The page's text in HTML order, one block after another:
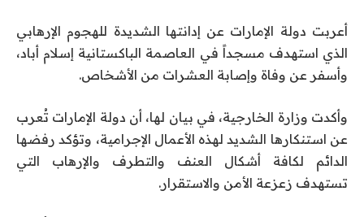
أعربت دولة الإمارات عن إدانتها الشديدة للهجوم الإرهابي
الذي استهدف مسجداً في العاصمة الباكستانية إسلام أباد،
وأسفر عن وفاة وإصابة العشرات من الأشخاص.
وأكدت وزارة الخارجية، في بيان لها، أن دولة الإمارات تُعرب
عن استنكارها الشديد لهذه الأعمال الإجرامية، وتؤكد رفضها
الدائم لكافة أشكال العنف والتطرف والإرهاب التي
تستهدف زعزعة الأمن والاستقرار.